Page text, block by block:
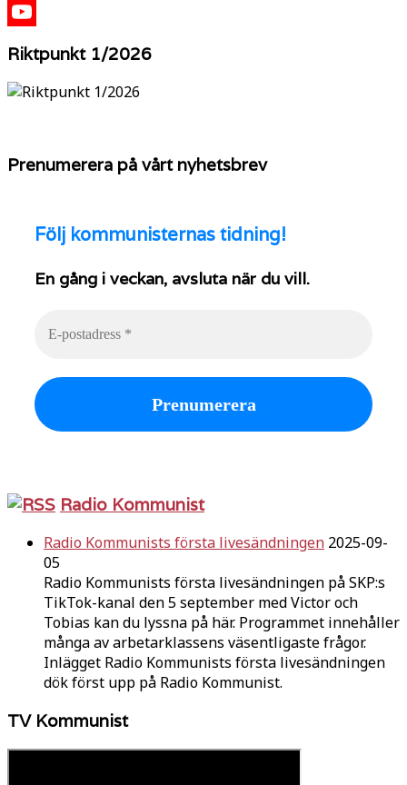
X
Riktpunkt 1/2026
Prenumerera på vårt nyhetsbrev
Följ kommunisternas tidning!
En gång i veckan, avsluta när du vill.
Radio Kommunist
Radio Kommunists första livesändningen 2025-09-
05
Radio Kommunists första livesändningen på SKP:s
TikTok-kanal den 5 september med Victor och
Tobias kan du lyssna på här. Programmet innehåller
många av arbetarklassens väsentligaste frågor.
Inlägget Radio Kommunists första livesändningen
dök först upp på Radio Kommunist.
TV Kommunist